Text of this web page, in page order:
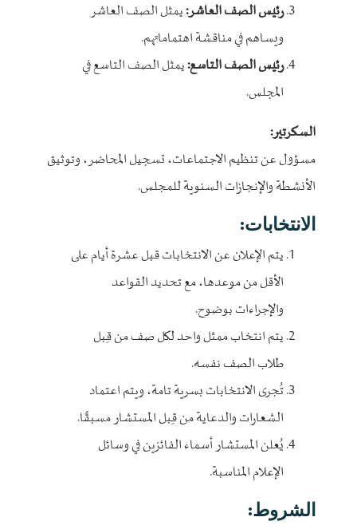
رئيس الصف العاشر:يمثل الصف العاشر
ويساهم في مناقشة اهتماماتهم.
رئيس الصف التاسع:يمثل الصف التاسع في
المجلس.
السكرتير:
مسؤول عن تنظيم الاجتماعات، تسجيل المحاضر، وتوثيق
الأنشطة والإنجازات السنوية للمجلس.
الانتخابات:
يتم الإعلان عن الانتخابات قبل عشرة أيام على
الأقل من موعدها، مع تحديد القواعد
والإجراءات بوضوح.
يتم انتخاب ممثل واحد لكل صف من قِبل
طلاب الصف نفسه.
تُجرى الانتخابات بسرية تامة، ويتم اعتماد
الشعارات والدعاية من قِبل المستشار مسبقًا.
يُعلن المستشار أسماء الفائزين في وسائل
الإعلام المناسبة.
الشروط: